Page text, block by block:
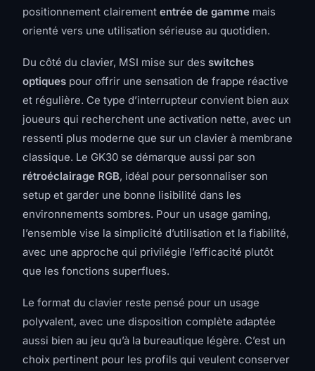
positionnement clairement entrée de gamme mais
orienté vers une utilisation sérieuse au quotidien.
Du côté du clavier, MSI mise sur des switches
optiques pour offrir une sensation de frappe réactive
et régulière. Ce type d’interrupteur convient bien aux
joueurs qui recherchent une activation nette, avec un
ressenti plus moderne que sur un clavier à membrane
classique. Le GK30 se démarque aussi par son
rétroéclairage RGB, idéal pour personnaliser son
setup et garder une bonne lisibilité dans les
environnements sombres. Pour un usage gaming,
l’ensemble vise la simplicité d’utilisation et la fiabilité,
avec une approche qui privilégie l’efficacité plutôt
que les fonctions superflues.
Le format du clavier reste pensé pour un usage
polyvalent, avec une disposition complète adaptée
aussi bien au jeu qu’à la bureautique légère. C’est un
choix pertinent pour les profils qui veulent conserver